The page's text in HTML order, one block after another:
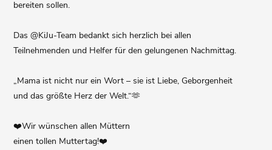
bereiten sollen.
Das @KiJu-Team bedankt sich herzlich bei allen
Teilnehmenden und Helfer für den gelungenen Nachmittag.
„Mama ist nicht nur ein Wort – sie ist Liebe, Geborgenheit
und das größte Herz der Welt.“🫶
❤️Wir wünschen allen Müttern
einen tollen Muttertag!❤️